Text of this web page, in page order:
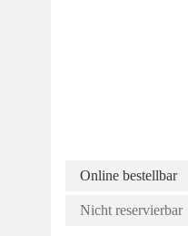
Online bestellbar
Nicht reservierbar